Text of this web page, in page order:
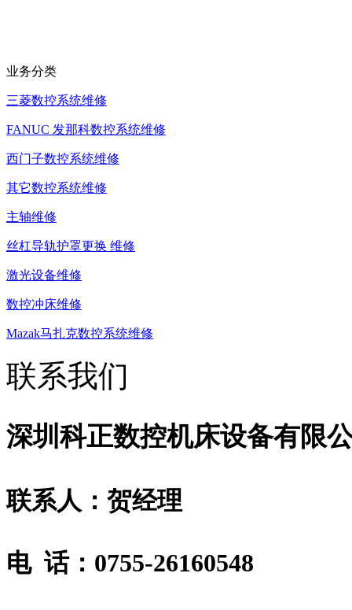
业务分类
三菱数控系统维修
FANUC 发那科数控系统维修
西门子数控系统维修
其它数控系统维修
主轴维修
丝杠导轨护罩更换 维修
激光设备维修
数控冲床维修
Mazak马扎克数控系统维修
联系我们
深圳科正数控机床设备有限
联系人：贺经理
电 话：0755-26160548